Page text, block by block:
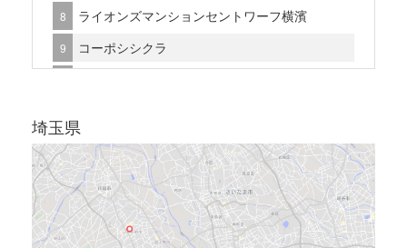
大田区西六郷2丁目
パークタワー滝野川
等々力ビューハイツ
目黒区自由が丘3丁目
大田区久が原2丁目
ライオンズマンションセントワーフ横濱
コーポシシクラ
ライオンズマンション川崎貝塚第2
横浜市神奈川区入江2丁目
ビッグヴァン二俣川第二
スカイコート生麦第2
埼玉県